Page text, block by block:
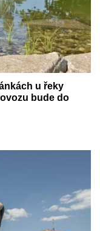
u řeky
bude do